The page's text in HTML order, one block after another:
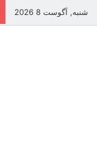
شنبه, آگوست 8 2026